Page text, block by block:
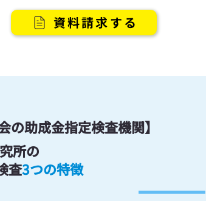
の助成金指定検査機関】
所の
査3つの特徴
資料請求する